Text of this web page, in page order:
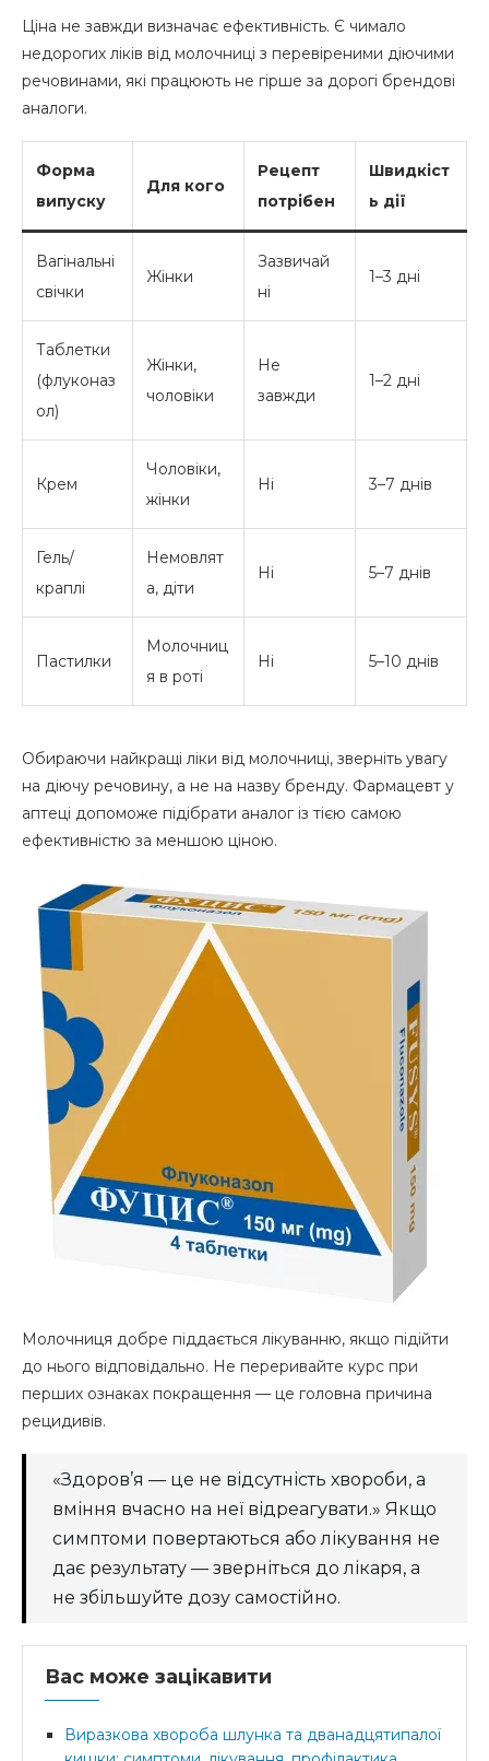
Ціна не завжди визначає ефективність. Є чимало
недорогих ліків від молочниці з перевіреними діючими
речовинами, які працюють не гірше за дорогі брендові
аналоги.
Форма
випуску
Для кого
Рецепт
потрібен
Швидкіст
ь дії
Вагінальні
свічки
Жінки
Зазвичай
ні
1–3 дні
Таблетки
(флуконаз
ол)
Жінки,
чоловіки
Не
завжди
1–2 дні
Крем
Чоловіки,
жінки
Ні 3–7 днів
Гель/
краплі
Немовлят
а, діти
Ні 5–7 днів
Пастилки
Молочниц
я в роті
Ні 5–10 днів
Обираючи найкращі ліки від молочниці, зверніть увагу
на діючу речовину, а не на назву бренду. Фармацевт у
аптеці допоможе підібрати аналог із тією самою
ефективністю за меншою ціною.
Молочниця добре піддається лікуванню, якщо підійти
до нього відповідально. Не переривайте курс при
перших ознаках покращення — це головна причина
рецидивів.
«Здоров’я — це не відсутність хвороби, а
вміння вчасно на неї відреагувати.» Якщо
симптоми повертаються або лікування не
дає результату — зверніться до лікаря, а
не збільшуйте дозу самостійно.
Вас може зацікавити
Виразкова хвороба шлунка та дванадцятипалої